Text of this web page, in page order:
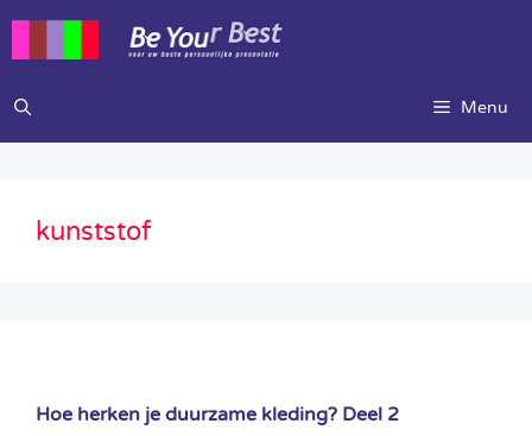
inhoud
Menu
kunststof
Hoe herken je duurzame kleding? Deel 2